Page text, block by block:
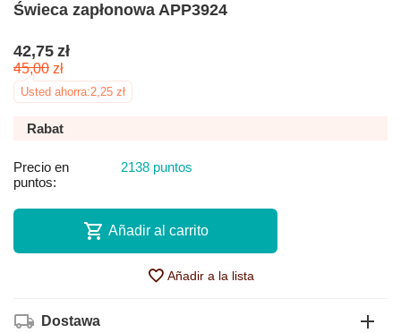
Świeca zapłonowa APP3924
42,75 zł
45,00 zł
Usted ahorra:2,25 zł
Rabat
Precio en
puntos:
2138 puntos
Añadir al carrito
Añadir a la lista
Dostawa